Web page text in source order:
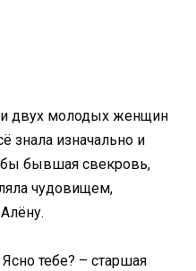
двух молодых женщин
знала изначально и
бывшая свекровь,
чудовищем,
тебе? – старшая